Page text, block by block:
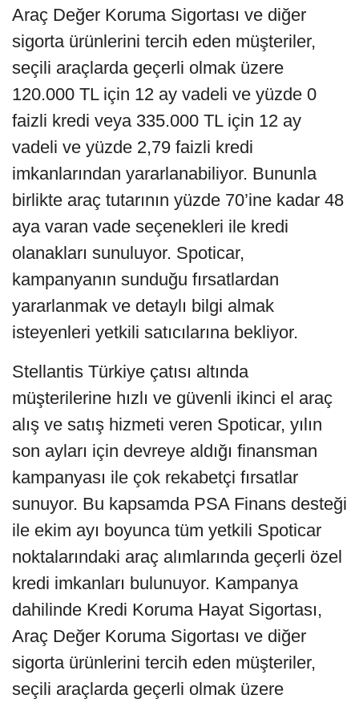
Araç Değer Koruma Sigortası ve diğer
sigorta ürünlerini tercih eden müşteriler,
seçili araçlarda geçerli olmak üzere
120.000 TL için 12 ay vadeli ve yüzde 0
faizli kredi veya 335.000 TL için 12 ay
vadeli ve yüzde 2,79 faizli kredi
imkanlarından yararlanabiliyor. Bununla
birlikte araç tutarının yüzde 70’ine kadar 48
aya varan vade seçenekleri ile kredi
olanakları sunuluyor. Spoticar,
kampanyanın sunduğu fırsatlardan
yararlanmak ve detaylı bilgi almak
isteyenleri yetkili satıcılarına bekliyor.
Stellantis Türkiye çatısı altında
müşterilerine hızlı ve güvenli ikinci el araç
alış ve satış hizmeti veren Spoticar, yılın
son ayları için devreye aldığı finansman
kampanyası ile çok rekabetçi fırsatlar
sunuyor. Bu kapsamda PSA Finans desteği
ile ekim ayı boyunca tüm yetkili Spoticar
noktalarındaki araç alımlarında geçerli özel
kredi imkanları bulunuyor. Kampanya
dahilinde Kredi Koruma Hayat Sigortası,
Araç Değer Koruma Sigortası ve diğer
sigorta ürünlerini tercih eden müşteriler,
seçili araçlarda geçerli olmak üzere